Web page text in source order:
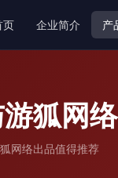
页 企业简介 产
狐网
网络出品值得推荐